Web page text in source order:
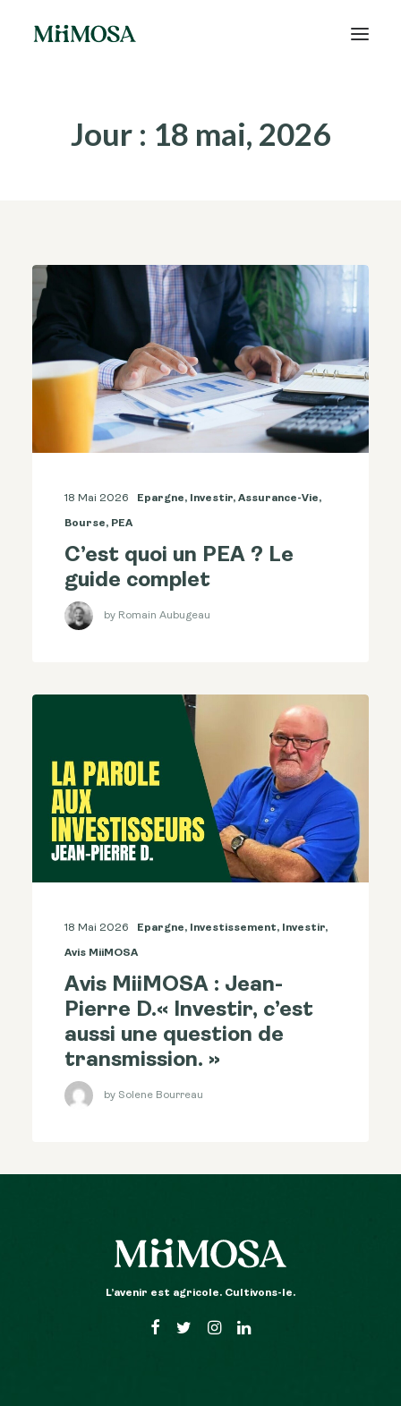
Épargne
Recherche
Jour : 18 mai, 2026
18 Mai 2026 Epargne, Investir, Assurance-Vie,
Bourse, PEA
C’est quoi un PEA ? Le
guide complet
by Romain Aubugeau
18 Mai 2026 Epargne, Investissement, Investir,
Avis MiiMOSA
Avis MiiMOSA : Jean-
Pierre D.« Investir, c’est
aussi une question de
transmission. »
by Solene Bourreau
L’avenir est agricole. Cultivons-le.